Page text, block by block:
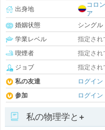
出身地
コロ
ア
婚姻状態
シングル
学業レベル
指定され
喫煙者
指定され
ジョブ
指定され
私の友達
ログイン
参加
ログイン
私の物理学と+